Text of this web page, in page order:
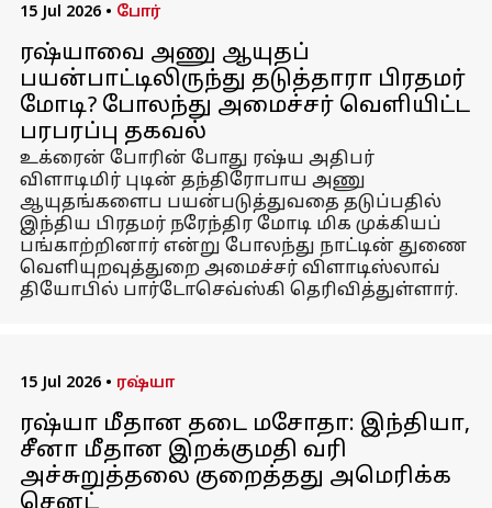
15 Jul 2026 • போர்
ரஷ்யாவை அணு ஆயுதப்
பயன்பாட்டிலிருந்து தடுத்தாரா பிரதமர்
மோடி? போலந்து அமைச்சர் வெளியிட்ட
பரபரப்பு தகவல்
உக்ரைன் போரின் போது ரஷ்ய அதிபர்
விளாடிமிர் புடின் தந்திரோபாய அணு
ஆயுதங்களைப பயன்படுத்துவதை தடுப்பதில்
இந்திய பிரதமர் நரேந்திர மோடி மிக முக்கியப்
பங்காற்றினார் என்று போலந்து நாட்டின் துணை
வெளியுறவுத்துறை அமைச்சர் விளாடிஸ்லாவ்
தியோபில் பார்டோசெவ்ஸ்கி தெரிவித்துள்ளார்.
15 Jul 2026 • ரஷ்யா
ரஷ்யா மீதான தடை மசோதா: இந்தியா,
சீனா மீதான இறக்குமதி வரி
அச்சுறுத்தலை குறைத்தது அமெரிக்க